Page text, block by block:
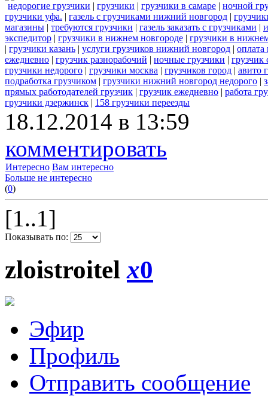
недорогие грузчики | грузчики | грузчики в самаре | ночной
грузчики уфа. | газель с грузчиками нижний новгород |
магазины | требуются грузчики | газель заказать с грузчиками |
экспедитор | грузчики в нижнем новгороде | грузчики в
| грузчики казань | услуги грузчиков нижний новгород | оплата
ежедневно | грузчик разнорабочий | ночные грузчики | грузчик
грузчики недорого | грузчики москва | грузчиков город | авито
подработка грузчиком | грузчики нижний новгород недорого |
прямых работодателей грузчик | грузчик ежедневно | работа
грузчики дзержинск | 158 грузчики переезды
18.12.2014 в 13:59
комментировать
Интересно Вам интересно
Больше не интересно
(0)
[1..1]
Показывать по:
zloistroitelx0
Эфир
Профиль
Отправить сообщение